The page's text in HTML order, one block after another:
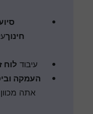
סיוע
חינוךעליון
עיבודלוח
העמקה
אתה מכוון